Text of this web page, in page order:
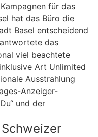
für das
hat das Büro die
Basel entscheidend
das
viel beachtete
Art Unlimited
Ausstrahlung
Anzeiger-
und der